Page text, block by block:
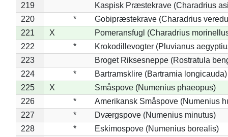
219
Kaspisk Præstekrave (Charadrius
220
*
Gobipræstekrave (Charadrius
221
X
Pomeransfugl (Charadrius
222
*
Krokodillevogter (Pluvianus
223
Broget Riksesneppe (Rostratula
224
*
Bartramsklire (Bartramia longicauda)
225
X
Småspove (Numenius phaeopus)
226
*
Amerikansk Småspove (Numenius
227
*
Dværgspove (Numenius minutus)
228
*
Eskimospove (Numenius borealis)